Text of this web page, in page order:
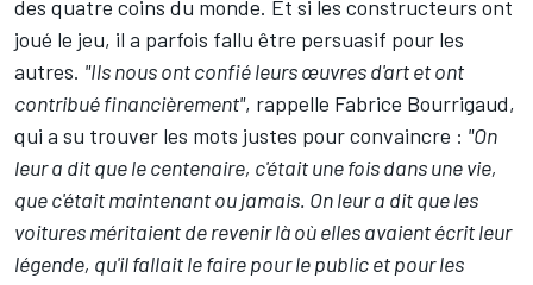
des quatre coins du monde. Et si les constructeurs ont
joué le jeu, il a parfois fallu être persuasif pour les
autres. "Ils nous ont confié leurs œuvres d'art et ont
contribué financièrement", rappelle Fabrice Bourrigaud,
qui a su trouver les mots justes pour convaincre : "On
leur a dit que le centenaire, c'était une fois dans une vie,
que c'était maintenant ou jamais. On leur a dit que les
voitures méritaient de revenir là où elles avaient écrit leur
légende, qu'il fallait le faire pour le public et pour les